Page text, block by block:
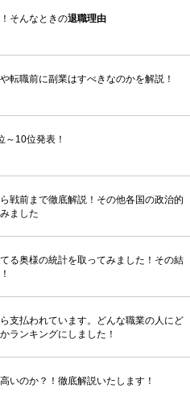
そんなときの退職理由
転職前に副業はすべきなのかを解説！
～10位発表！
戦前まで徹底解説！その他各国の政治的
ました
る奥様の統計を取ってみました！その結
支払われています。どんな職業の人にど
ランキングにしました！
いのか？！徹底解説いたします！